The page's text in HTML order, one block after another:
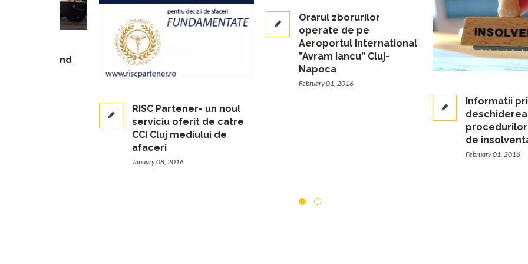
RISC Partener- un noul
serviciu oferit de catre
CCI Cluj mediului de
afaceri
January 08, 2016
Orarul zborurilor
operate de pe
Aeroportul International
”Avram Iancu” Cluj-
Napoca
February 01, 2016
Informatii privind
deschiderea
procedurilor
de insolventa
February 01, 2016